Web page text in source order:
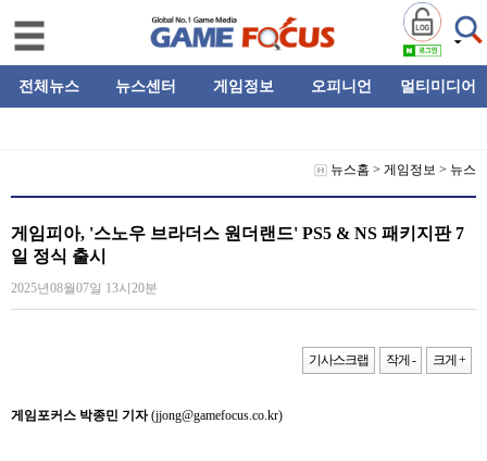
전체뉴스 뉴스센터 게임정보 오피니언 멀티미디어
뉴스홈 > 게임정보 > 뉴스
게임피아, '스노우 브라더스 원더랜드' PS5 & NS 패키지판 7
일 정식 출시
2025년08월07일 13시20분
기사스크랩 작게 - 크게 +
게임포커스 박종민 기자(jjong@gamefocus.co.kr)